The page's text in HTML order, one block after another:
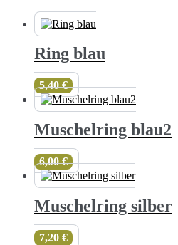
Ring blau
5,40€
Muschelring blau2
6,00€
Muschelring silber
7,20 €